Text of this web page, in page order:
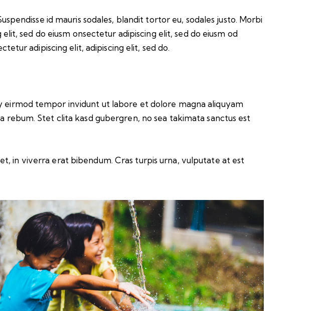
id mauris sodales, blandit tortor eu, sodales justo. Morbi
sed do eiusm onsectetur adipiscing elit, sed do eiusm od
adipiscing elit, adipiscing elit, sed do.
eirmod tempor invidunt ut labore et dolore magna aliquyam
Stet clita kasd gubergren, no sea takimata sanctus est
in viverra erat bibendum. Cras turpis urna, vulputate at est